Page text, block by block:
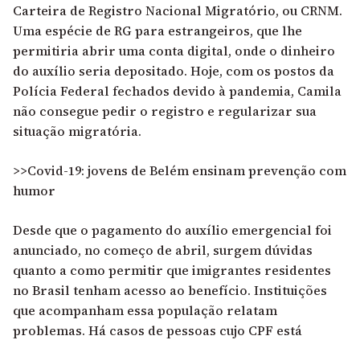
Carteira de Registro Nacional Migratório, ou CRNM.
Uma espécie de RG para estrangeiros, que lhe
permitiria abrir uma conta digital, onde o dinheiro
do auxílio seria depositado. Hoje, com os postos da
Polícia Federal fechados devido à pandemia, Camila
não consegue pedir o registro e regularizar sua
situação migratória.
>>Covid-19: jovens de Belém ensinam prevenção com
humor
Desde que o pagamento do auxílio emergencial foi
anunciado, no começo de abril, surgem dúvidas
quanto a como permitir que imigrantes residentes
no Brasil tenham acesso ao benefício. Instituições
que acompanham essa população relatam
problemas. Há casos de pessoas cujo CPF está